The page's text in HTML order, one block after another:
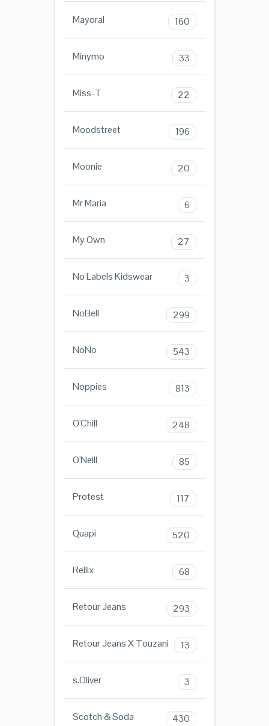
Mayoral 160
Minymo 33
Miss-T 22
Moodstreet 196
Moonie 20
Mr Maria 6
My Own 27
No Labels Kidswear 3
NoBell 299
NoNo 543
Noppies 813
O'Chill 248
O'Neill 85
Protest 117
Quapi 520
Rellix 68
Retour Jeans 293
Retour Jeans X Touzani 13
s.Oliver 3
Scotch & Soda 430